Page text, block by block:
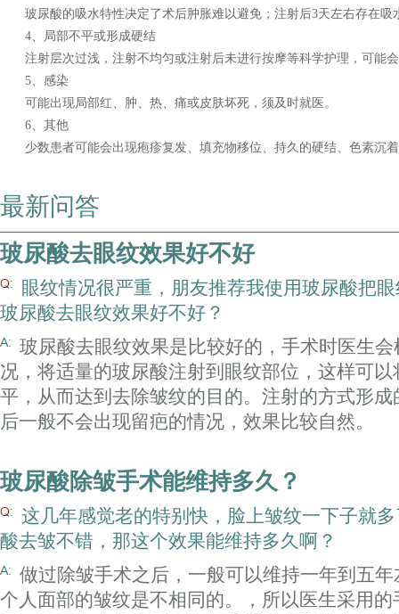
玻尿酸的吸水特性决定了术后肿胀难以避免；注射后3天左右存在吸
4、局部不平或形成硬结
注射层次过浅，注射不均匀或注射后未进行按摩等科学护理，可能
5、感染
可能出现局部红、肿、热、痛或皮肤坏死，须及时就医。
6、其他
少数患者可能会出现疱疹复发、填充物移位、持久的硬结、色素沉
最新问答
玻尿酸去眼纹效果好不好
眼纹情况很严重，朋友推荐我使用玻尿酸把
玻尿酸去眼纹效果好不好？
玻尿酸去眼纹效果是比较好的，手术时医生
况，将适量的玻尿酸注射到眼纹部位，这样可
平，从而达到去除皱纹的目的。注射的方式形
后一般不会出现留疤的情况，效果比较自然。
玻尿酸除皱手术能维持多久？
这几年感觉老的特别快，脸上皱纹一下子就
酸去皱不错，那这个效果能维持多久啊？
做过除皱手术之后，一般可以维持一年到五
个人面部的皱纹是不相同的。，所以医生采用